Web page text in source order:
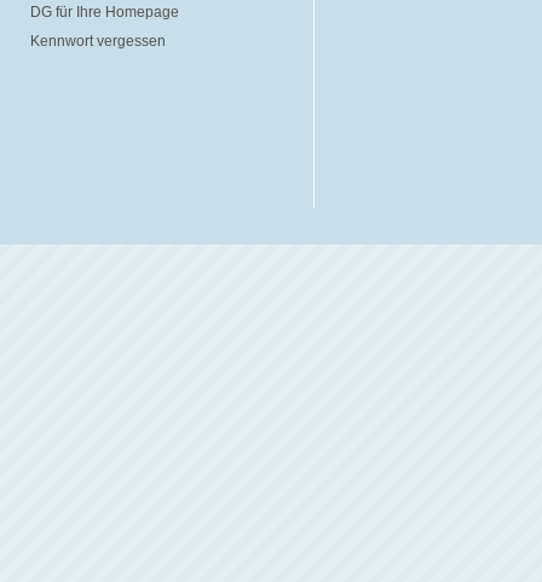
DG für Ihre Homepage
Kennwort vergessen